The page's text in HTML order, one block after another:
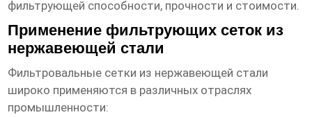
фильтрующей способности, прочности и стоимости.
Применение фильтрующих сеток из
нержавеющей стали
Фильтровальные сетки из нержавеющей стали
широко применяются в различных отраслях
промышленности: